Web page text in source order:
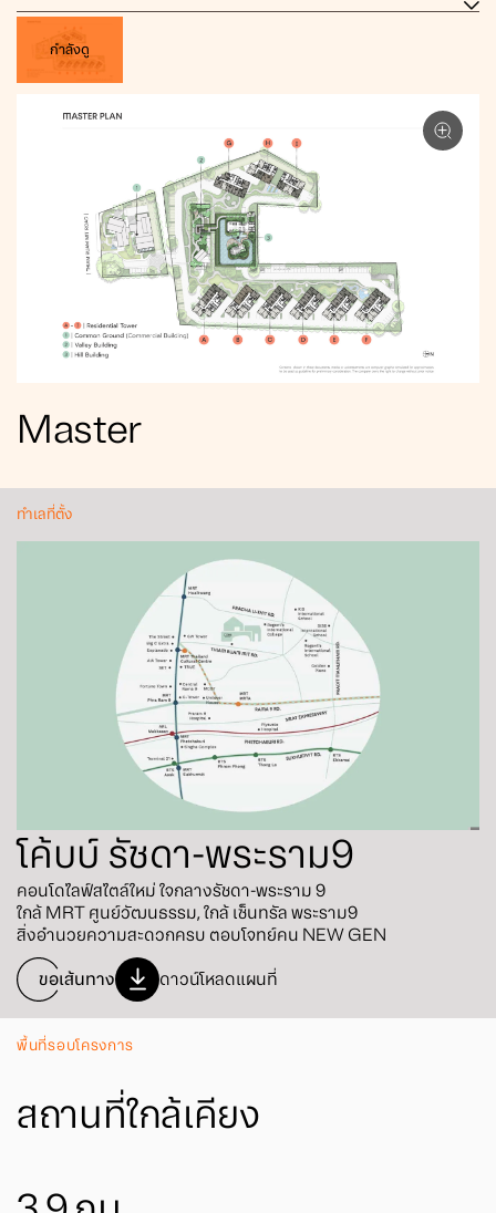
Master
กำลังดู
ทำเลที่ตั้ง
โค้บบ์ รัชดา-พระราม9
คอนโดไลฟ์สไตล์ใหม่ ใจกลางรัชดา-พระราม 9
ใกล้ MRT ศูนย์วัฒนธรรม, ใกล้ เซ็นทรัล พระราม9
สิ่งอำนวยความสะดวกครบ ตอบโจทย์คน NEW GEN
ขอเส้นทาง
ดาวน์โหลดแผนที่
พื้นที่รอบโครงการ
สถานที่ใกล้เคียง